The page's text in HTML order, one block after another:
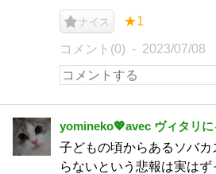
ナイス ★1
コメント(0) 2023/07/08
yomineko💖avec ヴィタリに
子どもの頃からあるソバ
らないという悲報は実は